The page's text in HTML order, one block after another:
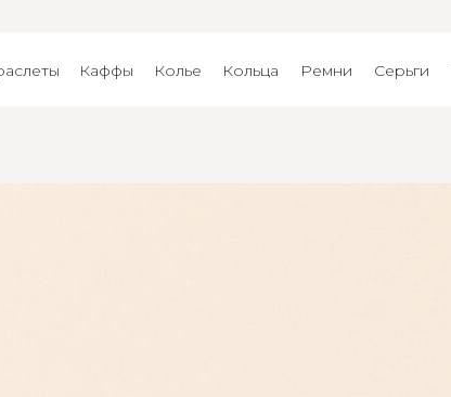
Колье Кольца Серьги
Ремни
Каффы